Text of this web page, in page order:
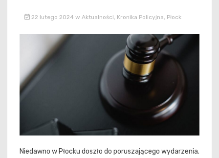
22 lutego 2024 w Aktualności Kronika Policyjna Płock
Niedawno w Płocku doszło do poruszającego wydarzenia.